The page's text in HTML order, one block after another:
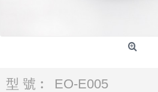
型 號︰
EO-E005